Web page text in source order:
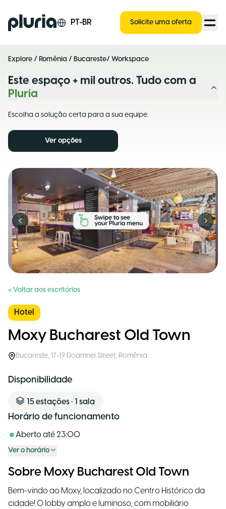
Logo Pluria PT-BR Solicite uma oferta
Explore / Romênia / Bucareste/ Workspace
Este espaço + mil outros. Tudo com a
Pluria
Escolha a solução certa para a sua equipe.
Ver opções
Previous slide Next
< Voltar aos escritórios
Hotel
Moxy Bucharest Old Town
Bucareste, 17-19 Doamnei Street, Romênia
Disponibilidade
15estações • 1 sala
Horário de funcionamento
Aberto até23:00
Ver o horário
Sobre Moxy Bucharest Old Town
Bem-vindo ao Moxy, localizado no Centro Histórico da
cidade! O lobby amplo e luminoso, com mobiliário